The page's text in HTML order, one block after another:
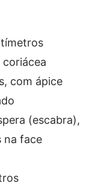
com ápice
(escabra),
na face